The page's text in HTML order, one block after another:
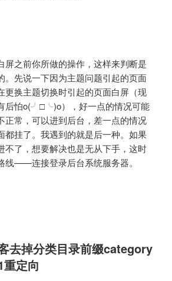
屏之前你所做的操作，这样来判断是
。先说一下因为主题问题引起的页面
更换主题切换时引起的页面白屏（现
后怕o(╯□╰)o），好一点的情况可能
正常，可以进到后台，差一点的情况
都挂了。我遇到的就是后一种。如果
不了，想要解决也是无从下手，这时
线——连接登录后台系统服务器。
去掉分类目录前缀category
定向